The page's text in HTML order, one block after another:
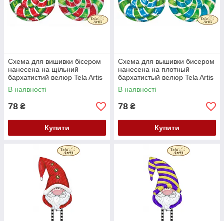
Схема для вишивки бісером
нанесена на щільний
бархатистий велюр Tela Artis
Льодяник червоно-зелений
ВЛ-007
В наявності
78 ₴
Купити
Схема для вышивки бисером
нанесена на плотный
бархатистый велюр Tela Artis
Леденец сине-зеленый
ВЛ-008
В наявності
78 ₴
Купити